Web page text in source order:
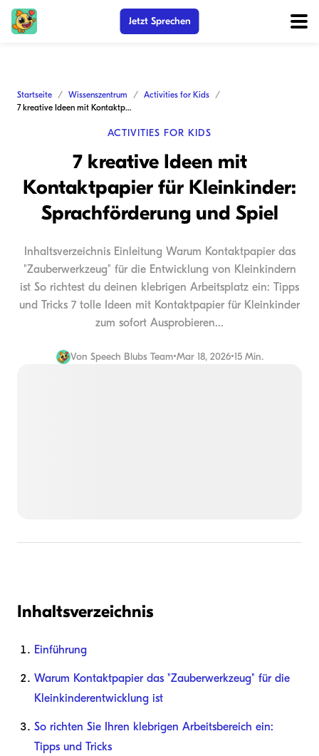
Jetzt Sprechen
Startseite Wissenszentrum
Activities for Kids
7 kreative Ideen mit Kontaktpapier für Kleinkinder: Sprachförderung und Spiel
ACTIVITIES FOR KIDS
7 kreative Ideen mit
Kontaktpapier für Kleinkinder:
Sprachförderung und Spiel
Inhaltsverzeichnis Einleitung Warum Kontaktpapier das
"Zauberwerkzeug" für die Entwicklung von Kleinkindern
ist So richtest du deinen klebrigen Arbeitsplatz ein: Tipps
und Tricks 7 tolle Ideen mit Kontaktpapier für Kleinkinder
zum sofort Ausprobieren...
Von Speech Blubs Team•Mar 18, 2026•15 Min.
Inhaltsverzeichnis
Einführung
Warum Kontaktpapier das "Zauberwerkzeug" für die
Kleinkinderentwicklung ist
So richten Sie Ihren klebrigen Arbeitsbereich ein:
Tipps und Tricks